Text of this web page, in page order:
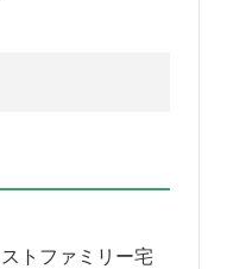
トファミリー宅